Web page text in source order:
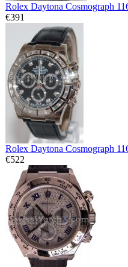
Rolex Daytona Cosmograph
€391
Rolex Daytona Cosmograph
€522